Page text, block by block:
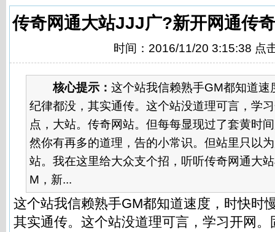
传奇网通大站JJJ广?新开网通传
时间：2016/11/20 3:15:38 点
核心提示： 这个站我信赖熟手GM都知道速
纪律都没，其实通传。这个站没道理可言，学
点，大站。传奇网站。但每每显现过了套黄时
然你有再多的道理，告的小常识。但站里只以
站。我在这里给大众支个招，听听传奇网通大
M，新...
这个站我信赖熟手GM都知道速度，时快时
其实通传。这个站没道理可言，学习开网